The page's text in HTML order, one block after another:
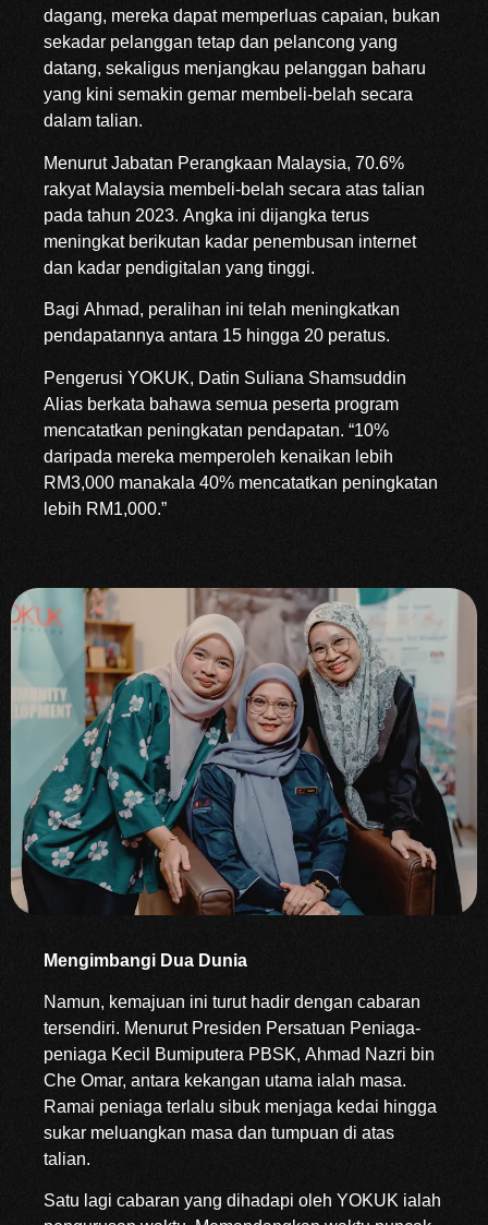
dagang, mereka dapat memperluas capaian, bukan
sekadar pelanggan tetap dan pelancong yang
datang, sekaligus menjangkau pelanggan baharu
yang kini semakin gemar membeli-belah secara
dalam talian.
Menurut Jabatan Perangkaan Malaysia, 70.6%
rakyat Malaysia membeli-belah secara atas talian
pada tahun 2023. Angka ini dijangka terus
meningkat berikutan kadar penembusan internet
dan kadar pendigitalan yang tinggi.
Bagi Ahmad, peralihan ini telah meningkatkan
pendapatannya antara 15 hingga 20 peratus.
Pengerusi YOKUK, Datin Suliana Shamsuddin
Alias berkata bahawa semua peserta program
mencatatkan peningkatan pendapatan. “10%
daripada mereka memperoleh kenaikan lebih
RM3,000 manakala 40% mencatatkan peningkatan
lebih RM1,000.”
Mengimbangi Dua Dunia
Namun, kemajuan ini turut hadir dengan cabaran
tersendiri. Menurut Presiden Persatuan Peniaga-
peniaga Kecil Bumiputera PBSK, Ahmad Nazri bin
Che Omar, antara kekangan utama ialah masa.
Ramai peniaga terlalu sibuk menjaga kedai hingga
sukar meluangkan masa dan tumpuan di atas
talian.
Satu lagi cabaran yang dihadapi oleh YOKUK ialah